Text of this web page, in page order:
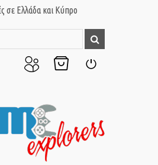
σε Ελλάδα και Κύπρο
μου